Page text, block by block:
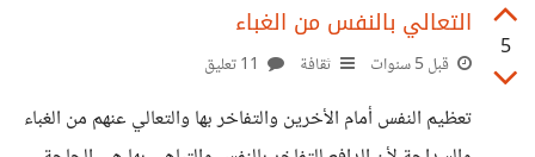
صراحتك معادية لعواطفي فإن عقلي مضطر أن يقبلها منك ما
دامت حقيقة لكنه ليس مجبر أن يسمح لك بها عندما تمزجها
أو معك * * * * * * قالوا ما أجمل الصراحة وما أسوأ النفاق
5
التعالي بالنفس من الغباء
قبل 5 سنوات ثقافة
تعظيم النفس أمام الأخرين والتفاخر بها والتعالي عنهم من الغباء